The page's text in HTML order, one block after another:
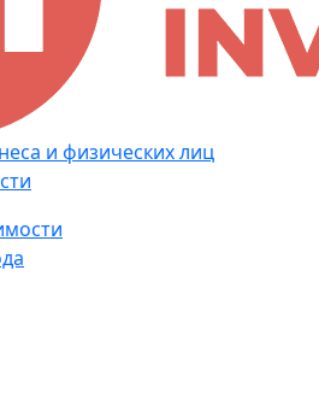
и физических лиц